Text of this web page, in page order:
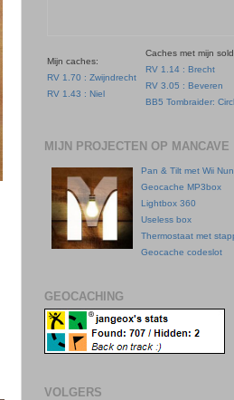
Mijn caches:
RV 1.70 : Zwijndrecht
RV 1.43 : Niel
Caches met mijn
RV 1.14 : Brecht
RV 3.05 : Beveren
BB5 Tombraider:
MIJN PROJECTEN OP MANCAVE
Pan & Tilt met Wii
Geocache MP3box
Lightbox 360
Useless box
Thermostaat met
Geocache codeslot
GEOCACHING
VOLGERS